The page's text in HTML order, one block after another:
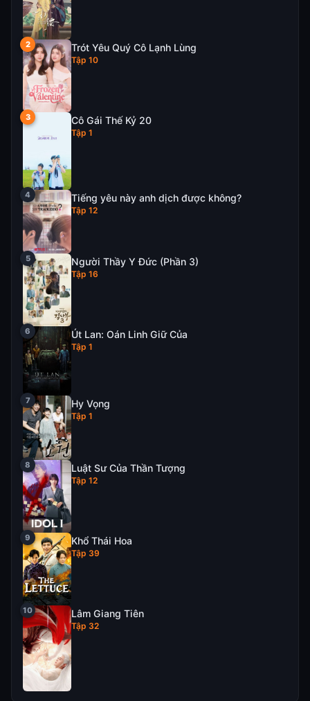
Trót Yêu Quý Cô Lạnh Lùng
Tập 10
Cô Gái Thế Kỷ 20
Tập 1
Tiếng yêu này anh dịch được không?
Tập 12
Người Thầy Y Đức (Phần 3)
Tập 16
Út Lan: Oán Linh Giữ Của
Tập 1
Hy Vọng
Tập 1
Luật Sư Của Thần Tượng
Tập 12
Khổ Thái Hoa
Tập 39
Lâm Giang Tiên
Tập 32